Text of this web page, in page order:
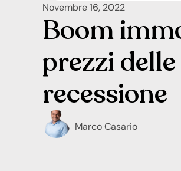
Novembre 16, 2022
Boom
prezzi
recessione
Marco Casario